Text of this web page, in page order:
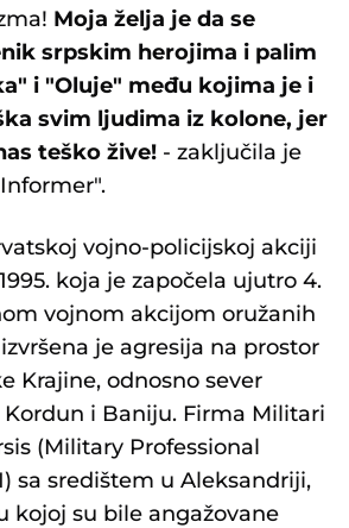
Moja želja je da se
srpskim herojima i palim
i "Oluje" među kojima je i
svim ljudima iz kolone, jer
teško žive! - zaključila je
vojno-policijskoj akciji
koja je započela ujutro 4.
vojnom akcijom oružanih
je agresija na prostor
Krajine, odnosno sever
i Baniju. Firma Militari
(Military Professional
sa središtem u Aleksandriji,
kojoj su bile angažovane